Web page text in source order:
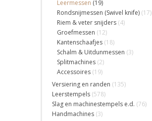
Leermessen (19)
Rondsnijmessen (Swivel knife) (17)
Riem & veter snijders (4)
Groefmessen (12)
Kantenschaafjes (18)
Schalm & Uitdunmessen (3)
Splitmachines (2)
Accessoires (19)
Versiering en randen (135)
Leerstempels (578)
Slag en machinestempels e.d. (76)
Handmachines (3)